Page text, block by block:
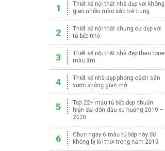
1
Thiết kế nội thất nhà đẹp với không
gian nhiều màu sắc trẻ trung
2
Thiết kế nội thất chung cư đẹp với
tủ bếp nhỏ
3
Thiết kế nội thất nhà đẹp theo tone
màu ấm
4
Thiết kế nhà đẹp phong cách sân
vườn không gian mở
5
Top 22+ mẫu tủ bếp đẹp chuẩn
hiện đại đón đầu xu hướng 2019 –
2020
6
Chọn ngay 6 màu tủ bếp này để
không bị lỗi thời trong năm 2019